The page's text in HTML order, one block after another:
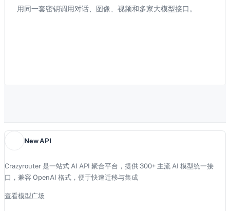
用同一套密钥调用对话、图像、视频和多家大模型接口。
New API
Crazyrouter 是一站式 AI API 聚合平台，提供 300+ 主流 AI 模型统一接
口，兼容 OpenAI 格式，便于快速迁移与集成
查看模型广场